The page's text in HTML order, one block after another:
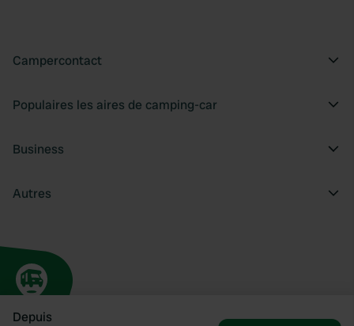
Depuis
Campercontact
Populaires les aires de camping-car
Business
Autres